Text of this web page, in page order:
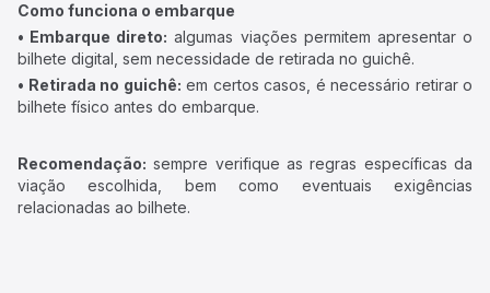
Como funciona o embarque
• Embarque direto: algumas viações permitem apresentar o
bilhete digital, sem necessidade de retirada no guichê.
• Retirada no guichê: em certos casos, é necessário retirar o
bilhete físico antes do embarque.
Recomendação: sempre verifique as regras específicas da
viação escolhida, bem como eventuais exigências
relacionadas ao bilhete.